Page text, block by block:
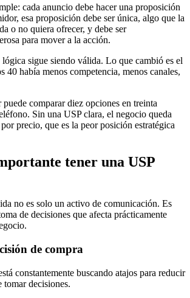
cada anuncio debe hacer una proposición
esa proposición debe ser única, algo que la
o no quiera ofrecer, y debe ser
para mover a la acción.
lógica sigue siendo válida. Lo que cambió es el
40 había menos competencia, menos canales,
comparar diez opciones en treinta
Sin una USP clara, el negocio queda
precio, que es la peor posición estratégica
tener una USP
no es solo un activo de comunicación. Es
de decisiones que afecta prácticamente
de compra
constantemente buscando atajos para reducir
tomar decisiones.